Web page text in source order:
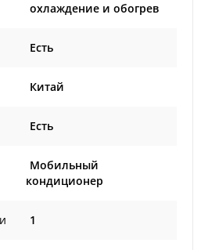
охлаждение и обогрев
Есть
Китай
Есть
Мобильный
кондиционер
1